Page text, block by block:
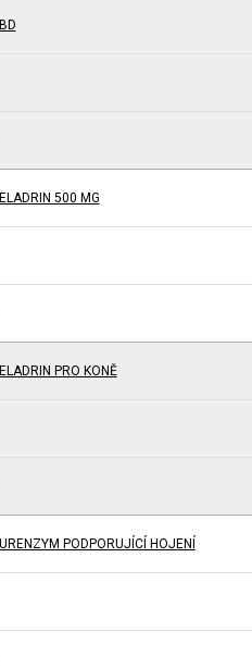
500 MG
PRO KONĚ
PODPORUJÍCÍ HOJENÍ